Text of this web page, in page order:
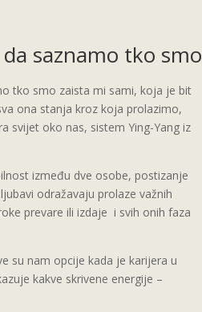
saznamo tko smo
tko smo zaista mi sami, koja je bit
ona stanja kroz koja prolazimo,
svijet oko nas, sistem Ying-Yang iz
između dve osobe, postizanje
odražavaju prolaze važnih
prevare ili izdaje i svih onih faza
su nam opcije kada je karijera u
kakve skrivene energije –